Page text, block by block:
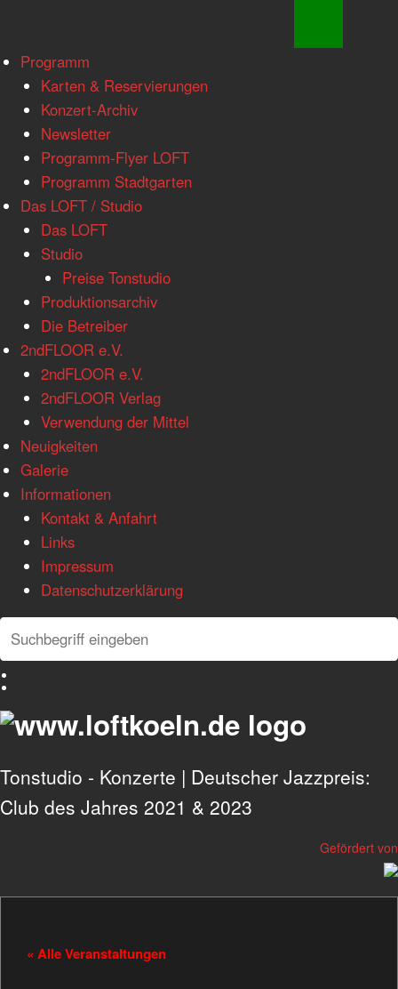
www.loftkoeln.de
navigation
Skip
content
Programm
Karten & Reservierungen
Konzert-Archiv
Newsletter
Programm-Flyer LOFT
Programm Stadtgarten
Das LOFT / Studio
Das LOFT
Studio
Preise Tonstudio
Produktionsarchiv
Die Betreiber
2ndFLOOR e.V.
2ndFLOOR e.V.
2ndFLOOR Verlag
Verwendung der Mittel
Neuigkeiten
Galerie
Informationen
Kontakt & Anfahrt
Links
Impressum
Datenschutzerklärung
Search
Search
Tonstudio - Konzerte | Deutscher Jazzpreis:
Club des Jahres 2021 & 2023
Gefördert von
« Alle Veranstaltungen